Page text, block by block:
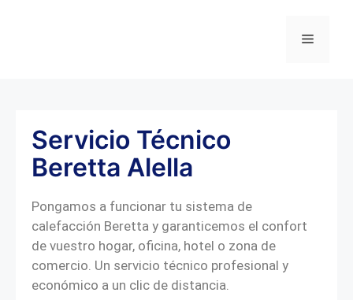
Servicio Técnico
Beretta Alella
Pongamos a funcionar tu sistema de
calefacción Beretta y garanticemos el confort
de vuestro hogar, oficina, hotel o zona de
comercio. Un servicio técnico profesional y
económico a un clic de distancia.